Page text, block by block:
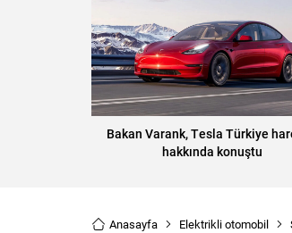
Bakan Varank, Tesla Türkiye
hakkında konuştu
Anasayfa Elektrikli otomobil